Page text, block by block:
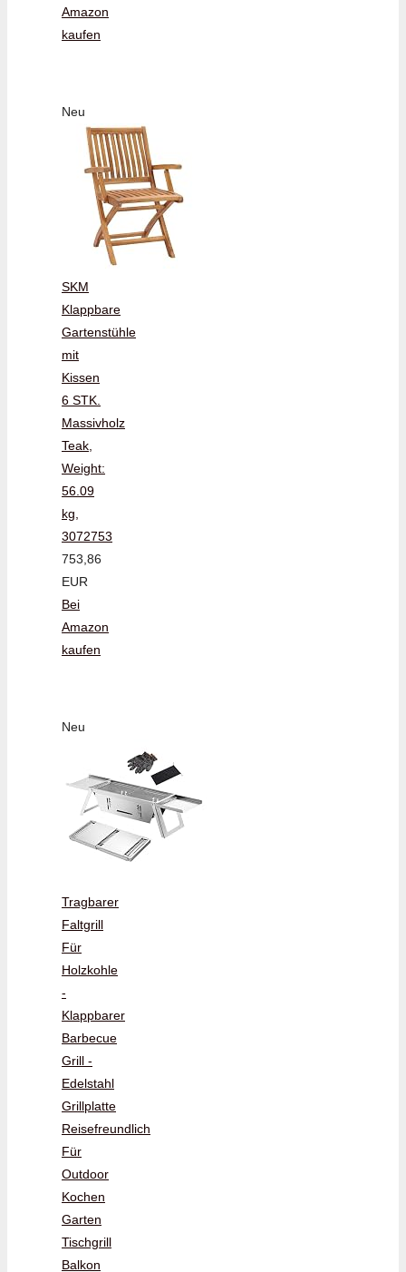
Amazon
kaufen
Neu
SKM
Klappbare
Gartenstühle
mit
Kissen
6 STK.
Massivholz
Teak,
Weight:
56.09
kg,
3072753
753,86
EUR
Bei
Amazon
kaufen
Neu
Tragbarer
Faltgrill
Für
Holzkohle
-
Klappbarer
Barbecue
Grill -
Edelstahl
Grillplatte
Reisefreundlich
Für
Outdoor
Kochen
Garten
Tischgrill
Balkon